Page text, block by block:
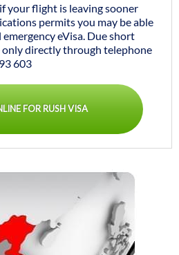
if your flight is leaving sooner
permits you may be able
eVisa. Due short
only directly through telephone
603
FOR RUSH VISA